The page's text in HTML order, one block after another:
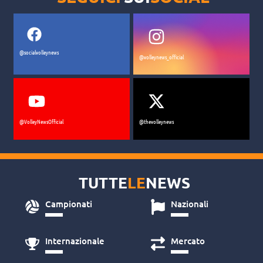
@socialvolleynews
@volleynews_official
@VolleyNewsOfficial @thevolleynews
TUTTELENEWS
Campionati Nazionali
Internazionale Mercato